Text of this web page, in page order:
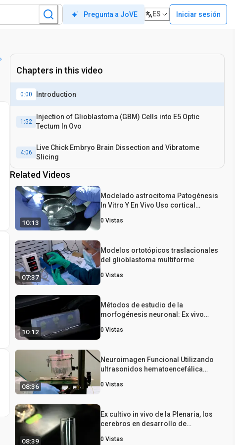
Pregunta a JoVE ES Iniciar sesión
Chapters in this video
0:00 Introduction
1:52
Injection of Glioblastoma (GBM) Cells into E5 Optic
Tectum In Ovo
4:06
Live Chick Embryo Brain Dissection and Vibratome
Slicing
Related Videos
10:13
Modelado astrocitoma Patogénesis
In Vitro Y En Vivo Uso cortical
nerviosas de ratones condicionales,
0 Vistas
07:37
Modelos ortotópicos traslacionales
del glioblastoma multiforme
0 Vistas
10:12
Métodos de estudio de la
morfogénesis neuronal: Ex vivo
cerebral embrionario murino
0 Vistas
08:36
Neuroimagen Funcional Utilizando
ultrasonidos hematoencefálica
manganeso mayor
0 Vistas
08:39
Ex cultivo in vivo de la Plenaria, los
cerebros en desarrollo de
0 Vistas